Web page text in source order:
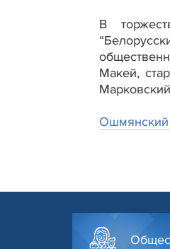
В
Макей,
Ошмянский